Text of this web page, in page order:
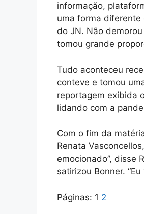
informação,
uma forma
do JN. Não
tomou grande
Tudo aconteceu
conteve e tomou
reportagem exibida
lidando com a
Com o fim da
Renata
emocionado”, disse
satirizou Bonner.
Páginas: 1 2